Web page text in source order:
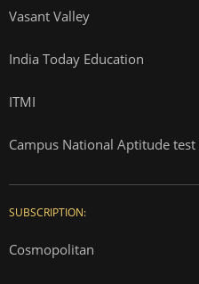
Vasant Valley
India Today Education
ITMI
Campus National Aptitude test
SUBSCRIPTION:
Cosmopolitan